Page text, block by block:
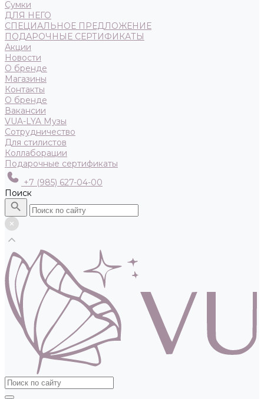
Сумки
ДЛЯ НЕГО
СПЕЦИАЛЬНОЕ ПРЕДЛОЖЕНИЕ
ПОДАРОЧНЫЕ СЕРТИФИКАТЫ
Акции
Новости
О бренде
Магазины
Контакты
О бренде
Вакансии
VUA-LYA Музы
Сотрудничество
Для стилистов
Коллаборации
Подарочные сертификаты
+7 (985) 627-04-00
Поиск